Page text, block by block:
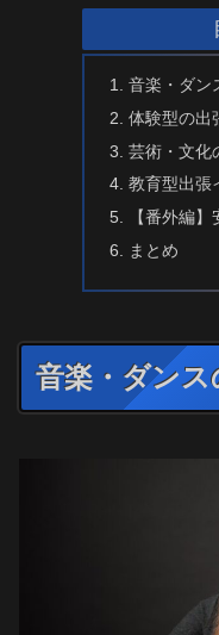
音楽・ダン
体験型の出
芸術・文化
教育型出
【番外編
まとめ
音楽・ダン